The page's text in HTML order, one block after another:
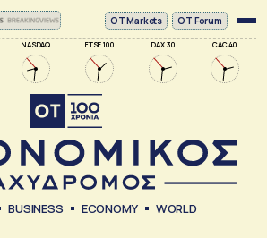
NASDAQ FTSE 100 DAX 30 CAC 40
ΟΤ Markets OT Forum
BUSINESS ECONOMY WORLD